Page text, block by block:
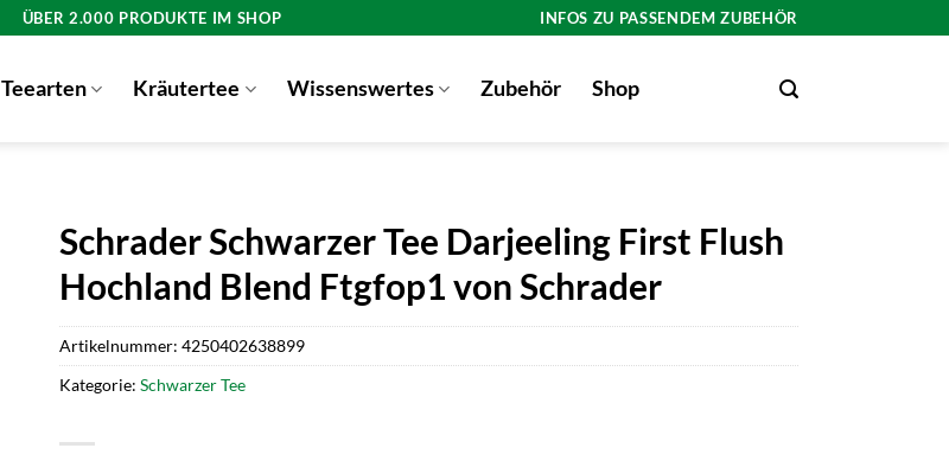
ÜBER 2.000 PRODUKTE IM SHOP INFOS ZU PASSENDEM ZUBEHÖR
Teearten Kräutertee Wissenswertes Zubehör Shop
Schrader Schwarzer Tee Darjeeling First Flush
Hochland Blend Ftgfop1 von Schrader
Artikelnummer: 4250402638899
Kategorie: Schwarzer Tee